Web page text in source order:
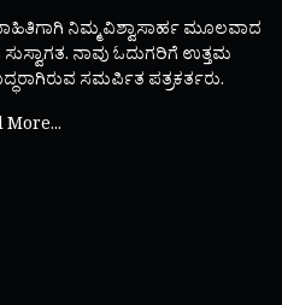
ನಿಮ್ಮ ವಿಶ್ವಾಸಾರ್ಹ ಮೂಲವಾದ
ನಾವು ಓದುಗರಿಗೆ ಉತ್ತಮ
ಸಮರ್ಪಿತ ಪತ್ರಕರ್ತರು.
More...